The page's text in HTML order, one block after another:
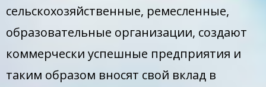
сельскохозяйственные, ремесленные,
образовательные организации, создают
коммерчески успешные предприятия и
таким образом вносят свой вклад в